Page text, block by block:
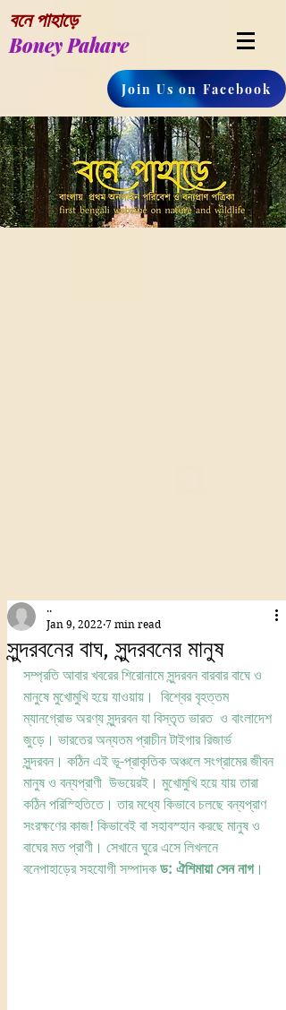
বনে পাহাড়ে
Boney Pahare
Join Us on Facebook
সুন্দরবনের বাঘ, সুন্দরবনের মানুষ
..
Jan 9, 2022 7 min read
সম্প্রতি আবার খবরের শিরোনামে সুন্দরবন বারবার বাঘে ও
মানুষে মুখোমুখি হয়ে যাওয়ায়।  বিশ্বের বৃহত্তম
ম্যানগ্রোভ অরণ্য সুন্দরবন যা বিস্তৃত ভারত  ও বাংলাদেশ
জুড়ে। ভারতের অন্যতম প্রাচীন টাইগার রিজার্ভ
সুন্দরবন। কঠিন এই ভূ-প্রাকৃতিক অঞ্চলে সংগ্রামের জীবন
মানুষ ও বন্যপ্রাণী  উভয়েরই। মুখোমুখি হয়ে যায় তারা
কঠিন পরিস্হিতিতে। তার মধ্যে কিভাবে চলছে বন্যপ্রাণ
সংরক্ষণের কাজ! কিভাবেই বা সহাবস্হান করছে মানুষ ও
বাঘের মত প্রাণী। সেখানে ঘুরে এসে লিখলনে
বনেপাহাড়ের সহযোগী সম্পাদক ড: ঐশিমায়া সেন নাগ।